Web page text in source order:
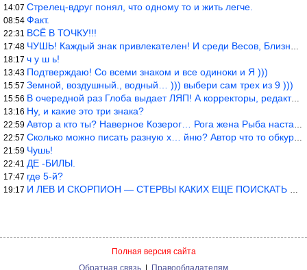
14:07 Стрелец-вдруг понял, что одному то и жить легче.
08:54 Факт.
22:31 ВСЁ В ТОЧКУ!!!
17:48 ЧУШЬ! Каждый знак привлекателен! И среди Весов, Близнецов встреч
18:17 ч у ш ь!
13:43 Подтверждаю! Со всеми знаком и все одиноки и Я )))
15:57 Земной, воздушный., водный… ))) выбери сам трех из 9 )))
15:56 В очередной раз Глоба выдает ЛЯП! А корректоры, редакторы пропус
13:16 Ну, и какие это три знака?
22:59 Автор а кто ты? Наверное Козерог… Рога жена Рыба наставила ))
22:57 Сколько можно писать разную х… йню? Автор что то обкурился?
21:59 Чушь!
22:41 ДЕ -БИЛЫ.
17:47 где 5-й?
19:17 И ЛЕВ И СКОРПИОН — СТЕРВЫ КАКИХ ЕЩЕ ПОИСКАТЬ НАДО
Полная версия сайта
Обратная связь | Правообладателям